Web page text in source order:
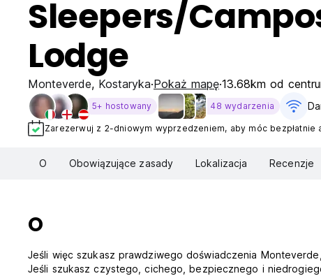
Sleepers/
Lodge
Monteverde, Kostaryka Pokaż mapę 13.68km od
5+ hostowany 48 wydarzenia
Zarezerwuj z 2-dniowym wyprzedzeniem, aby móc bezpłatnie
O Obowiązujące zasady Lokalizacja Recenzje
O
Jeśli więc szukasz prawdziwego doświadczenia
Jeśli szukasz czystego, cichego, bezpiecznego i